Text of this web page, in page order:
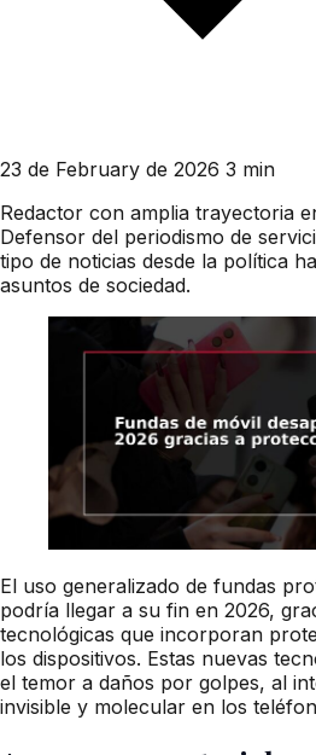
23 de February de 2026 3 min
Redactor con amplia trayectoria
Defensor del periodismo de
tipo de noticias desde la política
asuntos de sociedad.
El uso generalizado de fundas
podría llegar a su fin en 2026,
tecnológicas que incorporan
los dispositivos. Estas nuevas
el temor a daños por golpes, al
invisible y molecular en los